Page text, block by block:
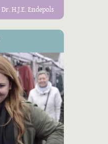
Dr. H.J.E. Endepols